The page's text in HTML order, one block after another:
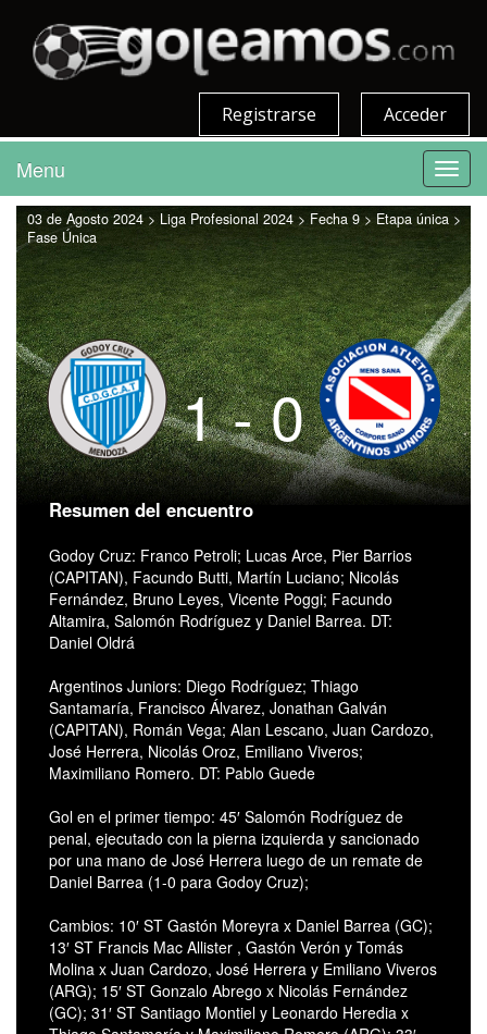
Acceder
Registrarse
Menu
03 de Agosto 2024 > Liga Profesional 2024 > Fecha 9 > Etapa única >
Fase Única
1 - 0
Resumen del encuentro
Godoy Cruz: Franco Petroli; Lucas Arce, Pier Barrios
(CAPITAN), Facundo Butti, Martín Luciano; Nicolás
Fernández, Bruno Leyes, Vicente Poggi; Facundo
Altamira, Salomón Rodríguez y Daniel Barrea. DT:
Daniel Oldrá
Argentinos Juniors: Diego Rodríguez; Thiago
Santamaría, Francisco Álvarez, Jonathan Galván
(CAPITAN), Román Vega; Alan Lescano, Juan Cardozo,
José Herrera, Nicolás Oroz, Emiliano Viveros;
Maximiliano Romero. DT: Pablo Guede
Gol en el primer tiempo: 45′ Salomón Rodríguez de
penal, ejecutado con la pierna izquierda y sancionado
por una mano de José Herrera luego de un remate de
Daniel Barrea (1-0 para Godoy Cruz);
Cambios: 10′ ST Gastón Moreyra x Daniel Barrea (GC);
13′ ST Francis Mac Allister , Gastón Verón y Tomás
Molina x Juan Cardozo, José Herrera y Emiliano Viveros
(ARG); 15′ ST Gonzalo Abrego x Nicolás Fernández
(GC); 31′ ST Santiago Montiel y Leonardo Heredia x